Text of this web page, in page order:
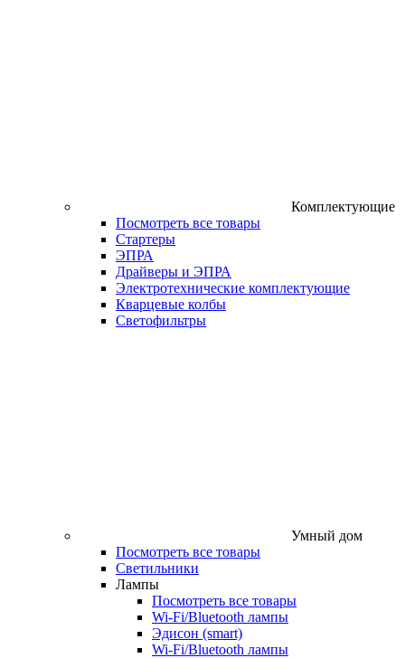
Комплектующие
Посмотреть все товары
Стартеры
ЭПРА
Драйверы и ЭПРА
Электротехнические комплектующие
Кварцевые колбы
Светофильтры
Умный дом
Посмотреть все товары
Светильники
Лампы
Посмотреть все товары
Wi‑Fi/Bluetooth лампы
Эдисон (smart)
Wi-Fi/Bluetooth лампы